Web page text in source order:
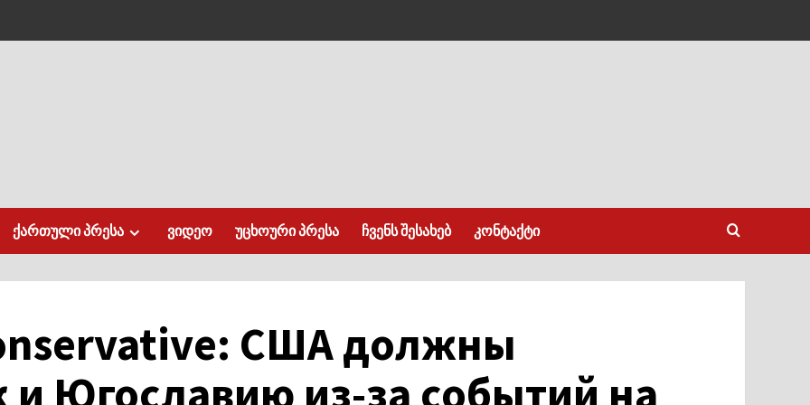
ქართული პრესა ვიდეო უცხოური პრესა ჩვენს შესახებ კონტაქტი
США должны
и Югославию из-за событий на